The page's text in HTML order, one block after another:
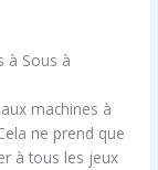
à Sous à
machines à
ne prend que
à tous les jeux